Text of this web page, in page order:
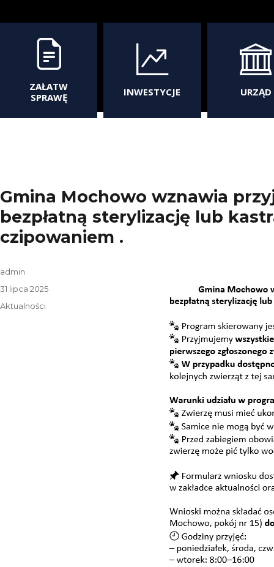
ZAŁATW
SPRAWĘ
INWESTYCJE URZĄD
Gmina Mochowo wznawia
bezpłatną sterylizację lub
czipowaniem .
Autor
admin
Data
publikacji
31 lipca 2025
Kategorie
Aktualności